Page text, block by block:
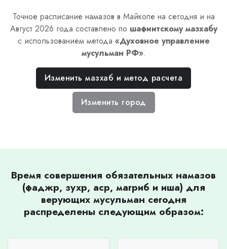
Точное расписание намазов в Майкопе на сегодня и на
Август 2026 года составлено по шафиитскомумазхабу
с использованием метода «Духовное управление
мусульман РФ».
Изменить мазхаб и метод расчета
Изменить город
Время совершения обязательных намазов
(фаджр, зухр, аср, магриб и иша) для
верующих мусульман сегодня
распределены следующим образом: